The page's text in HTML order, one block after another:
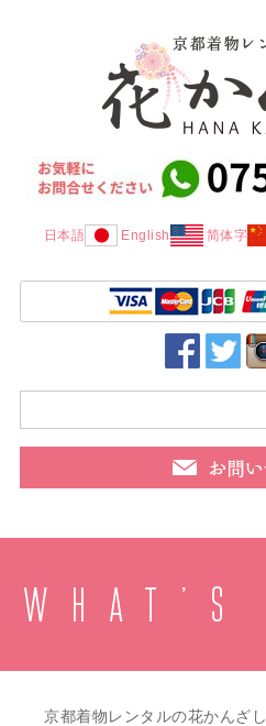
日本語 English 简体字
京都着物レンタルの花かんざし